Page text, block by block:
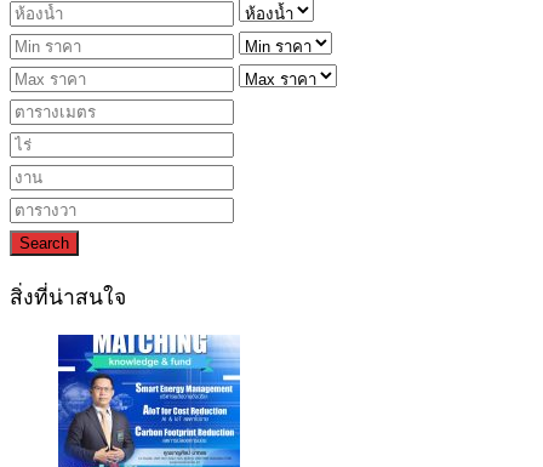
Search
สิ่งที่น่าสนใจ